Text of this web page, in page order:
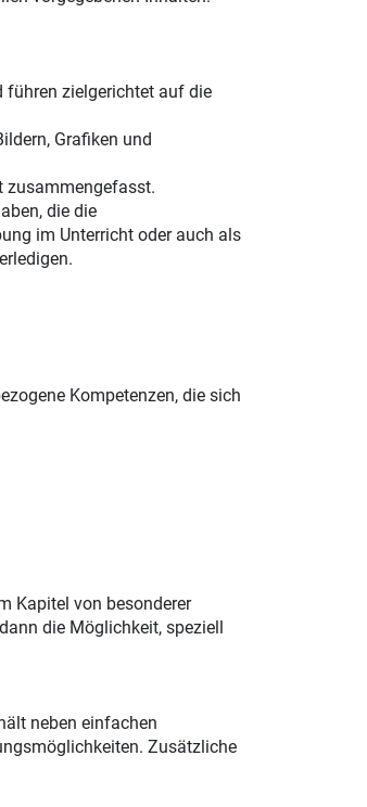
führen zielgerichtet auf die
Grafiken und
zusammengefasst.
die die
im Unterricht oder auch als
Kompetenzen, die sich
Kapitel von besonderer
die Möglichkeit, speziell
neben einfachen
Zusätzliche